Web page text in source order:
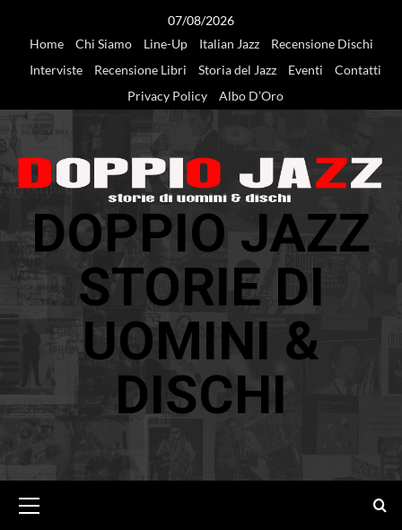
07/08/2026
Home
Chi Siamo Line-Up Italian Jazz
Recensione Dischi
Interviste
Recensione Libri Storia del Jazz Eventi
Contatti
Privacy Policy
Albo D’Oro
DOPPIO JAZZ
STORIE DI
UOMINI &
DISCHI
principale